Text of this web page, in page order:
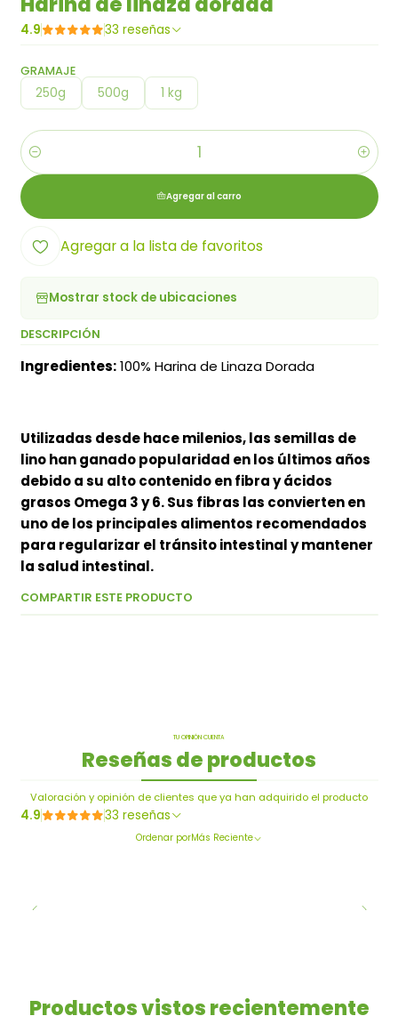
4.9 33 reseñas
GRAMAJE
250g 500g 1 kg
Cantidad
Agregar al carro
Agregar a la lista de favoritos
Mostrar stock de ubicaciones
DESCRIPCIÓN
Ingredientes:100% Harina de Linaza Dorada
Utilizadas desde hace milenios, las semillas de
lino han ganado popularidad en los últimos años
debido a su alto contenido en fibra y ácidos
grasos Omega 3 y 6. Sus fibras las convierten en
uno de los principales alimentos recomendados
para regularizar el tránsito intestinal y mantener
la salud intestinal.
COMPARTIR ESTE PRODUCTO
TU OPINIÓN CUENTA
Reseñas de productos
Valoración y opinión de clientes que ya han adquirido el producto
4.9 33 reseñas
Ordenar porMás Reciente
Productos vistos recientemente